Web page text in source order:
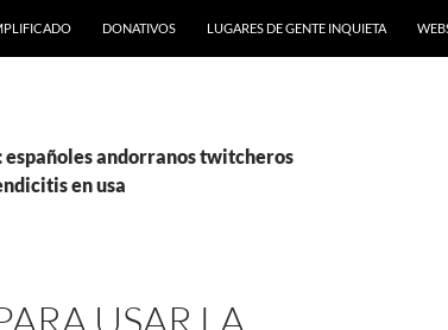
DONATIVOS LUGARES DE GENTE INQUIETA
andorranos twitcheros
en usa
USAR LA